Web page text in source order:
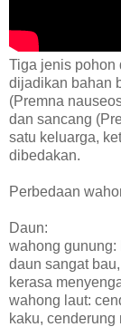
Tiga jenis pohon
dijadikan bahan
(Premna
dan sancang
satu keluarga,
dibedakan.
Perbedaan
Daun:
wahong gunung:
daun sangat
kerasa
wahong laut:
kaku,